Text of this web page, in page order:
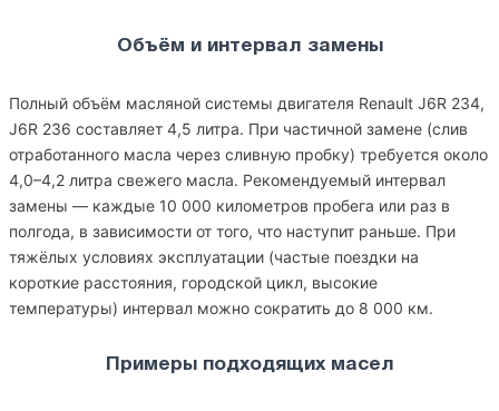
Объём и интервал замены
Полный объём масляной системы двигателя Renault J6R 234,
J6R 236 составляет 4,5 литра. При частичной замене (слив
отработанного масла через сливную пробку) требуется около
4,0–4,2 литра свежего масла. Рекомендуемый интервал
замены — каждые 10 000 километров пробега или раз в
полгода, в зависимости от того, что наступит раньше. При
тяжёлых условиях эксплуатации (частые поездки на
короткие расстояния, городской цикл, высокие
температуры) интервал можно сократить до 8 000 км.
Примеры подходящих масел